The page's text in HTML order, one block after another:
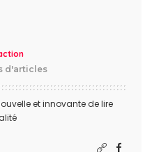
d'articles
et innovante de lire